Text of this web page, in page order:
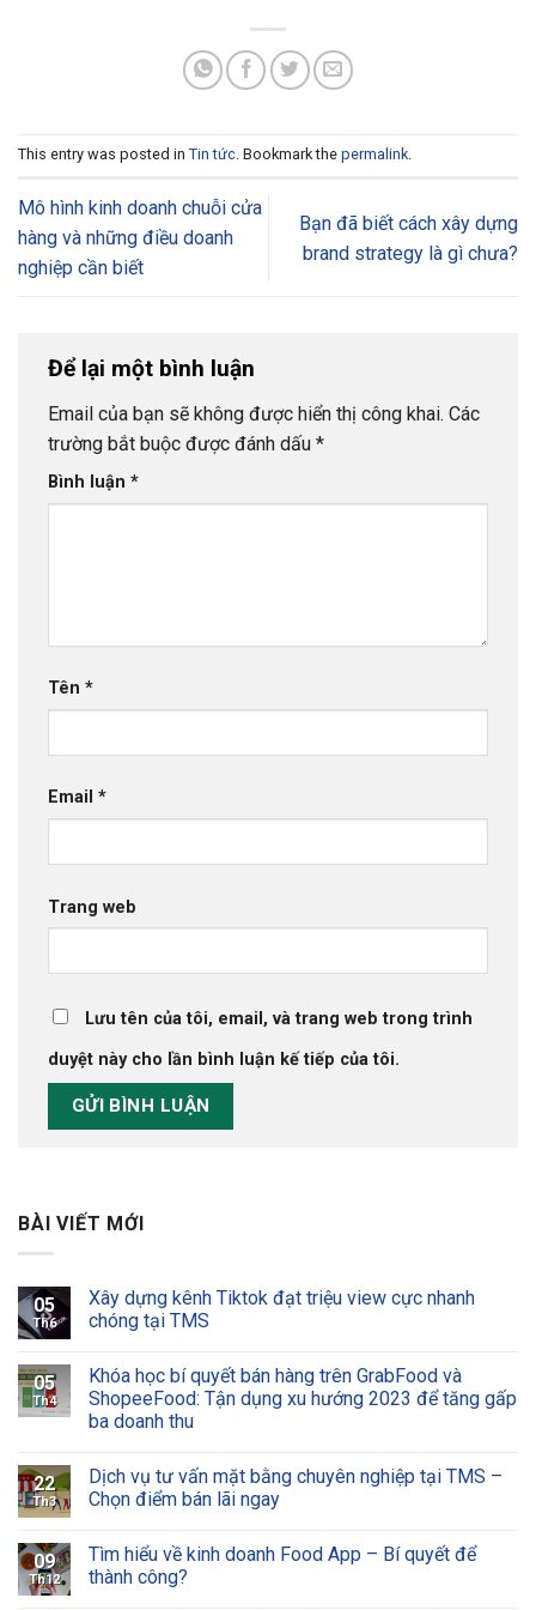
This entry was posted in Tin tức. Bookmark the permalink.
Mô hình kinh doanh chuỗi cửa
hàng và những điều doanh
nghiệp cần biết
Bạn đã biết cách xây dựng
brand strategy là gì chưa?
Để lại một bình luận
Email của bạn sẽ không được hiển thị công khai. Các
trường bắt buộc được đánh dấu *
Bình luận *
Tên *
Email *
Trang web
Lưu tên của tôi, email, và trang web trong trình
duyệt này cho lần bình luận kế tiếp của tôi.
BÀI VIẾT MỚI
05
Th6
Xây dựng kênh Tiktok đạt triệu view cực nhanh
chóng tại TMS
05
Th4
Khóa học bí quyết bán hàng trên GrabFood và
ShopeeFood: Tận dụng xu hướng 2023 để tăng gấp
ba doanh thu
22
Th3
Dịch vụ tư vấn mặt bằng chuyên nghiệp tại TMS –
Chọn điểm bán lãi ngay
09
Th12
Tìm hiểu về kinh doanh Food App – Bí quyết để
thành công?